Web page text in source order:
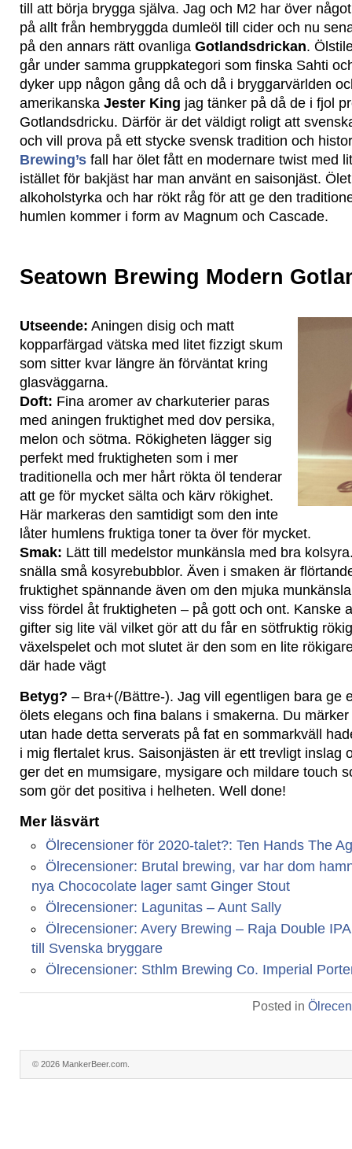
till att börja brygga själva. Jag och M2 har över
på allt från hembryggda dumleöl till cider och nu
på den annars rätt ovanliga Gotlandsdrickan.
går under samma gruppkategori som finska Sahti
dyker upp någon gång då och då i bryggarvärlden
amerikanska Jester King jag tänker på då de i fjol
Gotlandsdricku. Därför är det väldigt roligt att
och vill prova på ett stycke svensk tradition och
Brewing’s fall har ölet fått en modernare twist med
istället för bakjäst har man använt en saisonjäst.
alkoholstyrka och har rökt råg för att ge den
humlen kommer i form av Magnum och Cascade.
Seatown Brewing Modern
Utseende: Aningen disig och matt
kopparfärgad vätska med litet fizzigt skum
som sitter kvar längre än förväntat kring
glasväggarna.
Doft: Fina aromer av charkuterier paras
med aningen fruktighet med dov persika,
melon och sötma. Rökigheten lägger sig
perfekt med fruktigheten som i mer
traditionella och mer hårt rökta öl tenderar
att ge för mycket sälta och kärv rökighet.
Här markeras den samtidigt som den inte
låter humlens fruktiga toner ta över för mycket.
Smak: Lätt till medelstor munkänsla med bra
snälla små kosyrebubblor. Även i smaken är
fruktighet spännande även om den mjuka
viss fördel åt fruktigheten – på gott och ont. Kanske
gifter sig lite väl vilket gör att du får en sötfruktig
växelspelet och mot slutet är den som en lite
där hade vägt
Betyg? – Bra+(/Bättre-). Jag vill egentligen bara ge
ölets elegans och fina balans i smakerna. Du märker
utan hade detta serverats på fat en sommarkväll
i mig flertalet krus. Saisonjästen är ett trevligt inslag
ger det en mumsigare, mysigare och mildare touch
som gör det positiva i helheten. Well done!
Mer läsvärt
Ölrecensioner för 2020-talet?: Ten Hands The
Ölrecensioner: Brutal brewing, var har dom
nya Chococolate lager samt Ginger Stout
Ölrecensioner: Lagunitas – Aunt Sally
Ölrecensioner: Avery Brewing – Raja Double
till Svenska bryggare
Ölrecensioner: Sthlm Brewing Co. Imperial
Posted in
© 2026 MankerBeer.com.